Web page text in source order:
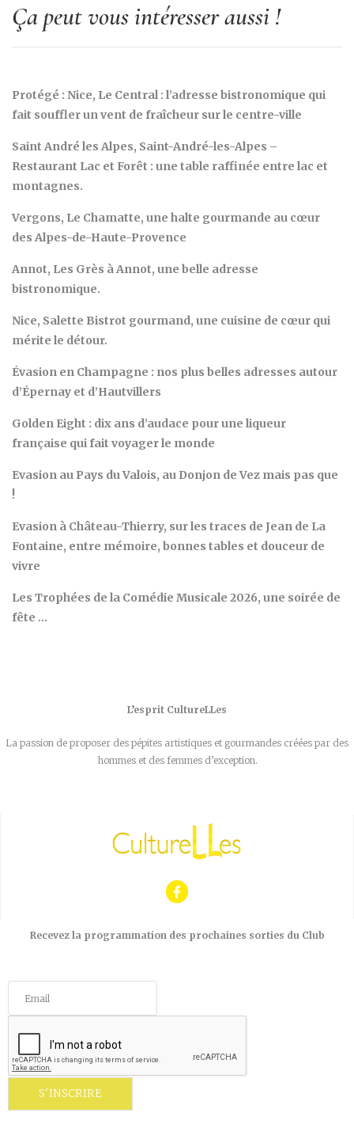
Ça peut vous intéresser aussi !
Protégé : Nice, Le Central : l’adresse bistronomique qui
fait souffler un vent de fraîcheur sur le centre-ville
Saint André les Alpes, Saint-André-les-Alpes –
Restaurant Lac et Forêt : une table raffinée entre lac et
montagnes.
Vergons, Le Chamatte, une halte gourmande au cœur
des Alpes-de-Haute-Provence
Annot, Les Grès à Annot, une belle adresse
bistronomique.
Nice, Salette Bistrot gourmand, une cuisine de cœur qui
mérite le détour.
Évasion en Champagne : nos plus belles adresses autour
d’Épernay et d’Hautvillers
Golden Eight : dix ans d’audace pour une liqueur
française qui fait voyager le monde
Evasion au Pays du Valois, au Donjon de Vez mais pas que
!
Evasion à Château-Thierry, sur les traces de Jean de La
Fontaine, entre mémoire, bonnes tables et douceur de
vivre
Les Trophées de la Comédie Musicale 2026, une soirée de
fête …
L’esprit CultureLLes
La passion de proposer des pépites artistiques et gourmandes créées par des
hommes et des femmes d’exception.
Recevez la programmation des prochaines sorties du Club